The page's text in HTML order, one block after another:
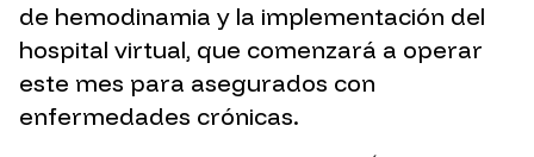
de hemodinamia y la implementación del
hospital virtual, que comenzará a operar
este mes para asegurados con
enfermedades crónicas.